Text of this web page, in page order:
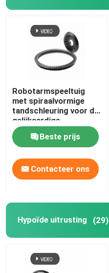
Robotarmspeeltuig
met spiraalvormige
tandschleuring voor de
gelijkaardige
transmissie
Beste prijs
Contacteer ons
Hypoïde uitrusting (29)